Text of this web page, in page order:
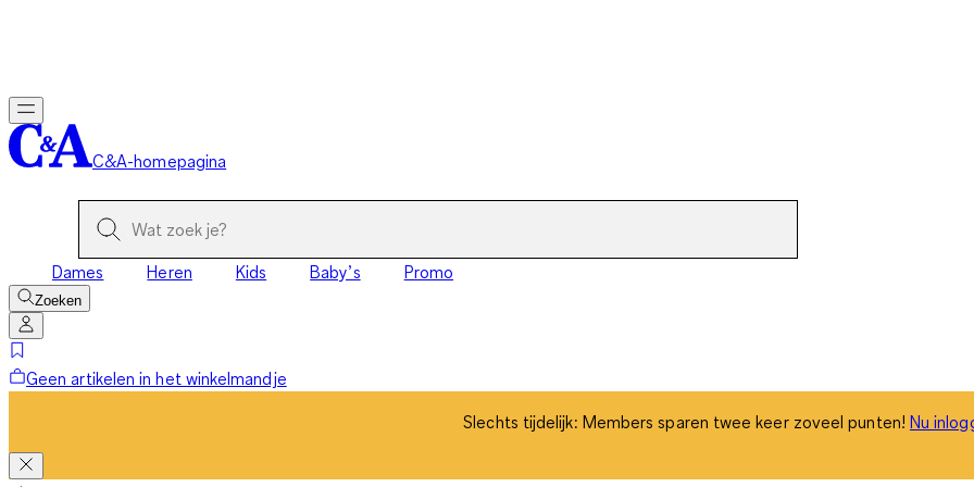
C&A-homepagina
Dames Heren Kids Baby’s Promo
Zoeken
Geen artikelen in het winkelmandje
Slechts tijdelijk: Members sparen twee keer zoveel punten! Nu